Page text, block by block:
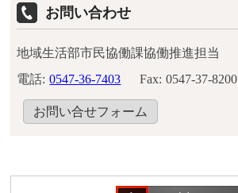
お問い合わせ
地域生活部市民協働課協働推進担当
電話: 0547-36-7403 Fax: 0547-37-8200
お問い合せフォーム